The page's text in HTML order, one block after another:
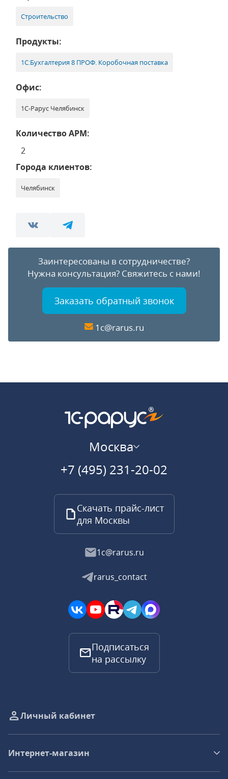
Строительство
Продукты:
1С:Бухгалтерия 8 ПРОФ. Коробочная поставка
Офис:
1С-Рарус Челябинск
Количество АРМ:
2
Города клиентов:
Челябинск
Заинтересованы в сотрудничестве?
Нужна консультация? Свяжитесь с нами!
Заказать обратный звонок
1c@rarus.ru
Москва
+7 (495) 231-20-02
Скачать прайс-лист
для Москвы
1c@rarus.ru
rarus_contact
Подписаться
на рассылку
Личный кабинет
Интернет-магазин